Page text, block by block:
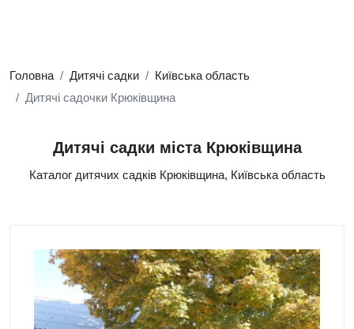
Головна Дитячі садки
Київська область
Дитячі садочки Крюківщина
Дитячі садки міста Крюківщина
Каталог дитячих садків Крюківщина, Київська область